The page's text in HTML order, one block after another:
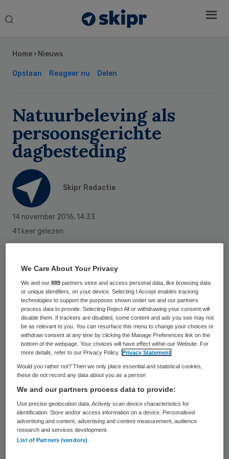
Search
Home › Nieuws
Opslaan Reageer nu Delen
Natuurbeleving als
persoonsgerichte
dagbesteding
Skipr Redactie
14 november 2016, 14:33
41 keer gelezen
Parc Imstenrade in Heerlen gaan
samenwerken met IVN, Instituut voor
natuureducatie en duurzaamheid, binnen
het programma ‘Grijs, Groen & Gelukkig’. Zij
gaan de beide zorg- en woonlocaties
vergroenen en een natuurrijk
activiteitenprogramma aanbieden binnen
dagbesteding.
Contact met de natuur is goed voor een
gezonder en gelukkiger oude dag, zo blijkt
volgens IVN uit verschillende
Sidebar
We Care About Your Privacy
We and our889 partners store and access personal data, like browsing data
or unique identifiers, on your device. Selecting I Accept enables tracking
technologies to support the purposes shown under we and our partners
process data to provide. Selecting Reject All or withdrawing your consent will
disable them. If trackers are disabled, some content and ads you see may not
be as relevant to you. You can resurface this menu to change your choices or
withdraw consent at any time by clicking the Manage Preferences link on the
bottom of the webpage. Your choices will have effect within our Website. For
more details, refer to our Privacy Policy.
Privacy Statement
Would you rather not? Then we only place essential and statistical cookies,
these do not record any data about you as a person
We and our partners process data to provide:
Use precise geolocation data. Actively scan device characteristics for
identification. Store and/or access information on a device. Personalised
advertising and content, advertising and content measurement, audience
research and services development.
List of Partners (vendors)